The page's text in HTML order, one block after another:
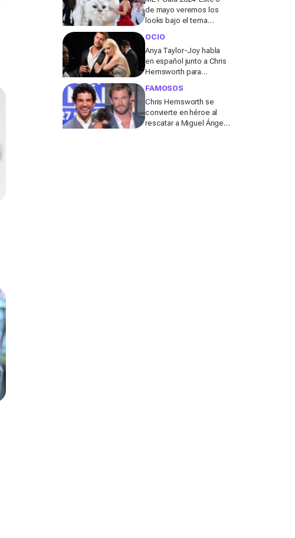
de mayo veremos los
looks bajo el tema
despertar de la moda”
OCIO
Anya Taylor-Joy habla
en español junto a Chris
Hemsworth para
vuelve viral
FAMOSOS
Chris Hemsworth se
convierte en héroe al
rescatar a Miguel Ángel